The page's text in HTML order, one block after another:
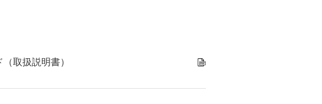
取扱説明書）